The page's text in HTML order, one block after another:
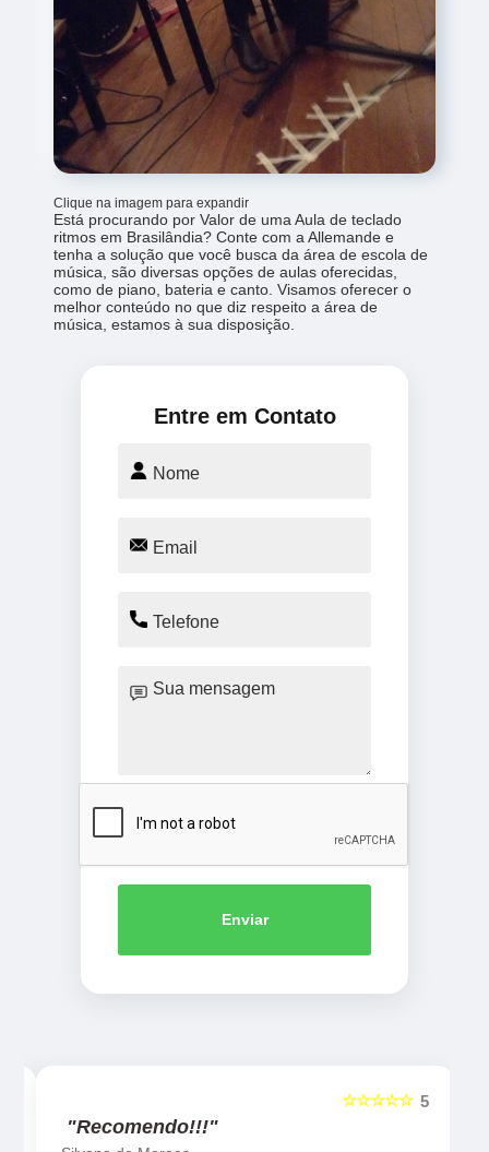
Clique na imagem para expandir
Está procurando por Valor de uma Aula de teclado
ritmos em Brasilândia? Conte com a Allemande e
tenha a solução que você busca da área de escola de
música, são diversas opções de aulas oferecidas,
como de piano, bateria e canto. Visamos oferecer o
melhor conteúdo no que diz respeito a área de
música, estamos à sua disposição.
Entre em Contato
Enviar
5
☆☆☆☆☆
"Recomendo!!!"